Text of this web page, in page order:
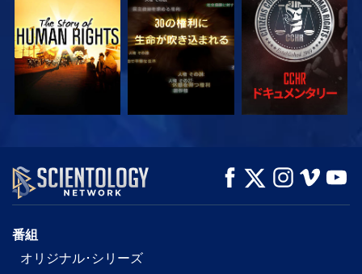
観る 観る 観る
観る シリーズを探求
番組
オリジナル･シリーズ